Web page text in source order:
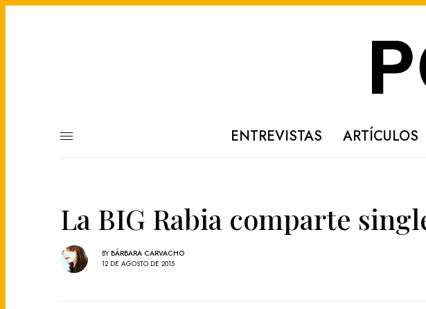
ENTREVISTAS ARTÍCULOS
La BIG Rabia comparte
BY BÁRBARA CARVACHO
12 DE AGOSTO DE 2015